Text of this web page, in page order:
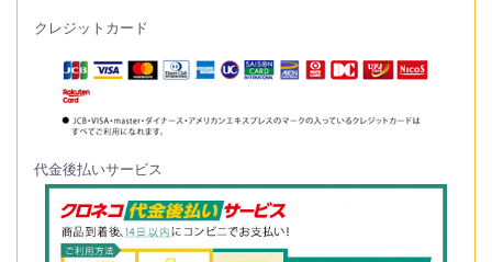
クレジットカード
代金後払いサービス